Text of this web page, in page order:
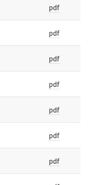
pdf
pdf
pdf
pdf
pdf
pdf
pdf